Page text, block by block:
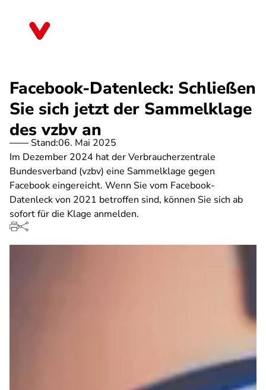
Facebook-Datenleck: Schließen
Sie sich jetzt der Sammelklage
des vzbv an
Stand:06. Mai 2025
Im Dezember 2024 hat der Verbraucherzentrale
Bundesverband (vzbv) eine Sammelklage gegen
Facebook eingereicht. Wenn Sie vom Facebook-
Datenleck von 2021 betroffen sind, können Sie sich ab
sofort für die Klage anmelden.